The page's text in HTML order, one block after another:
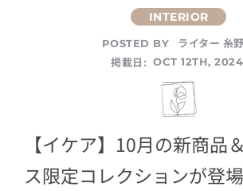
POSTED BY
ライター 糸
掲載日: OCT 12TH,
【イケア】10月の新商品
ス限定コレクションが登